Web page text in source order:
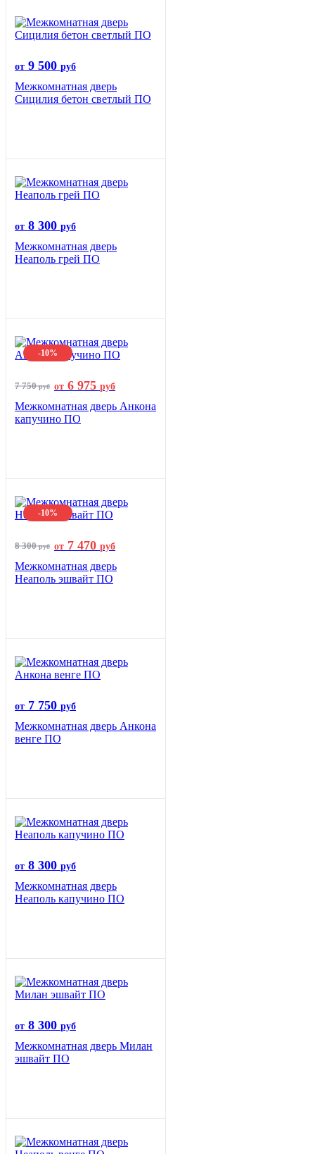
от 9 500 руб
Межкомнатная дверь
Сицилия бетон светлый ПО
от 8 300 руб
Межкомнатная дверь
Неаполь грей ПО
-10%
7 750руб от 6 975 руб
Межкомнатная дверь Анкона
капучино ПО
-10%
8 300руб от 7 470 руб
Межкомнатная дверь
Неаполь эшвайт ПО
от 7 750 руб
Межкомнатная дверь Анкона
венге ПО
от 8 300 руб
Межкомнатная дверь
Неаполь капучино ПО
от 8 300 руб
Межкомнатная дверь Милан
эшвайт ПО